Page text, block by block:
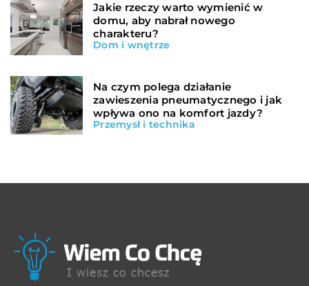
Jakie rzeczy warto wymienić w
domu, aby nabrał nowego
charakteru?
Dom i wnętrze
Na czym polega działanie
zawieszenia pneumatycznego i jak
wpływa ono na komfort jazdy?
Przemysł i technika